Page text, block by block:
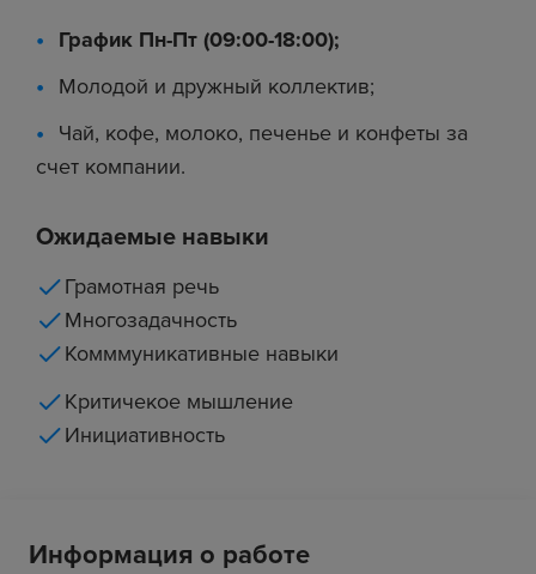
График Пн-Пт (09:00-18:00);
Молодой и дружный коллектив;
Чай, кофе, молоко, печенье и конфеты за
счет компании.
Ожидаемые навыки
Грамотная речь
Многозадачность
Комммуникативные навыки
Критичекое мышление
Инициативность
Информация о работе